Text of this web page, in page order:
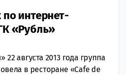
по интернет-
«Рубль»
22 августа 2013 года группа
в ресторане «Cafe de